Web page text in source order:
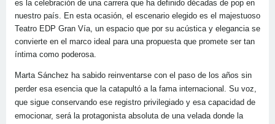
es la celebración de una carrera que ha definido décadas de pop en
nuestro país. En esta ocasión, el escenario elegido es el majestuoso
Teatro EDP Gran Vía, un espacio que por su acústica y elegancia se
convierte en el marco ideal para una propuesta que promete ser tan
íntima como poderosa.
Marta Sánchez ha sabido reinventarse con el paso de los años sin
perder esa esencia que la catapultó a la fama internacional. Su voz,
que sigue conservando ese registro privilegiado y esa capacidad de
emocionar, será la protagonista absoluta de una velada donde la